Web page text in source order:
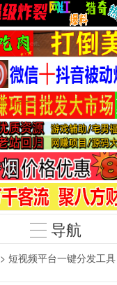
导航
> 短视频平台一键分发工具